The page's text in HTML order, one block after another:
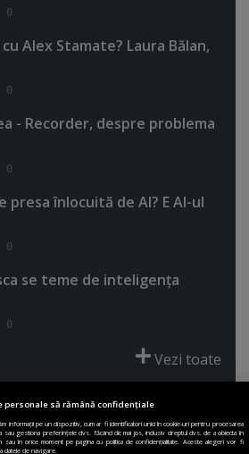
0
cu Alex Stamate? Laura Bălan,
0
- Recorder, despre problema
0
presa înlocuită de AI? E AI-ul
0
se teme de inteligenţa
0
Vezi toate
DE COLECTARE ACORD COOKIE
personale să rămână confidențiale
informații pe un dispozitiv, cum ar fi identificatori unici în cookie-uri pentru procesarea
sau gestiona preferințele dvs. făcând clic mai jos, inclusiv dreptul dvs. de a obiecta în
sau în orice moment pe pagina cu politica de confidențialitate. Aceste alegeri vor fi
datele de navigare.